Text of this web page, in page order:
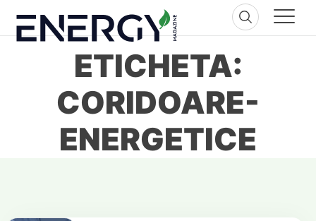
content
ETICHETA:
CORIDOARE-
ENERGETICE